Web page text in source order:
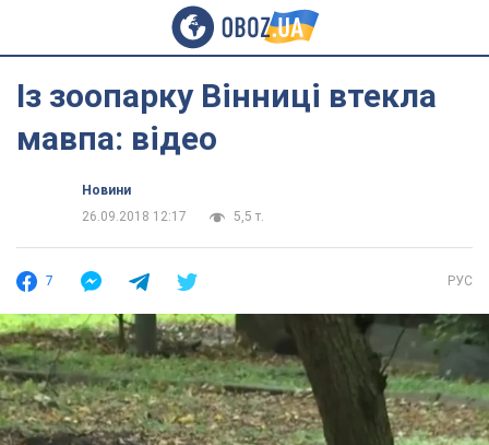
Із зоопарку Вінниці втекла
мавпа: відео
Новини
26.09.2018 12:17
5,5 т.
7 РУС